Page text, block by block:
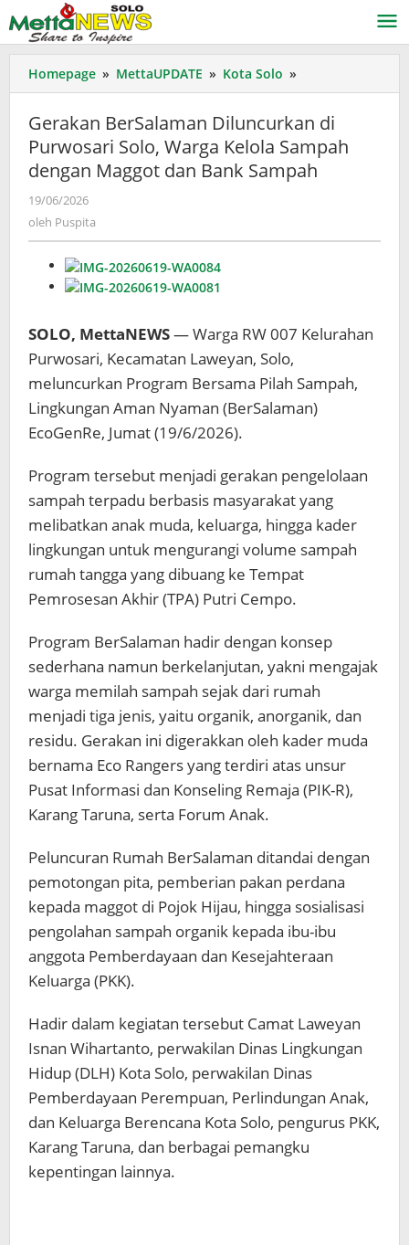
ke
konten
Homepage » MettaUPDATE » Kota Solo »
BerSalaman
di
Purwosari
Solo,
dengan
Gerakan BerSalaman Diluncurkan di
Purwosari Solo, Warga Kelola Sampah
dengan Maggot dan Bank Sampah
19/06/2026
oleh Puspita
SOLO, MettaNEWS— Warga RW 007 Kelurahan
Purwosari, Kecamatan Laweyan, Solo,
meluncurkan Program Bersama Pilah Sampah,
Lingkungan Aman Nyaman (BerSalaman)
EcoGenRe, Jumat (19/6/2026).
Program tersebut menjadi gerakan pengelolaan
sampah terpadu berbasis masyarakat yang
melibatkan anak muda, keluarga, hingga kader
lingkungan untuk mengurangi volume sampah
rumah tangga yang dibuang ke Tempat
Pemrosesan Akhir (TPA) Putri Cempo.
Program BerSalaman hadir dengan konsep
sederhana namun berkelanjutan, yakni mengajak
warga memilah sampah sejak dari rumah
menjadi tiga jenis, yaitu organik, anorganik, dan
residu. Gerakan ini digerakkan oleh kader muda
bernama Eco Rangers yang terdiri atas unsur
Pusat Informasi dan Konseling Remaja (PIK-R),
Karang Taruna, serta Forum Anak.
Peluncuran Rumah BerSalaman ditandai dengan
pemotongan pita, pemberian pakan perdana
kepada maggot di Pojok Hijau, hingga sosialisasi
pengolahan sampah organik kepada ibu-ibu
anggota Pemberdayaan dan Kesejahteraan
Keluarga (PKK).
Hadir dalam kegiatan tersebut Camat Laweyan
Isnan Wihartanto, perwakilan Dinas Lingkungan
Hidup (DLH) Kota Solo, perwakilan Dinas
Pemberdayaan Perempuan, Perlindungan Anak,
dan Keluarga Berencana Kota Solo, pengurus PKK,
Karang Taruna, dan berbagai pemangku
kepentingan lainnya.